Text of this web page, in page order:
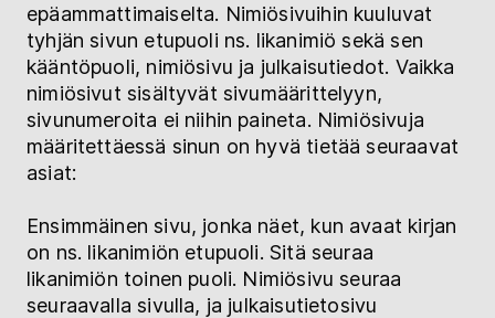
epäammattimaiselta. Nimiösivuihin kuuluvat
tyhjän sivun etupuoli ns. likanimiö sekä sen
kääntöpuoli, nimiösivu ja julkaisutiedot. Vaikka
nimiösivut sisältyvät sivumäärittelyyn,
sivunumeroita ei niihin paineta. Nimiösivuja
määritettäessä sinun on hyvä tietää seuraavat
asiat:
Ensimmäinen sivu, jonka näet, kun avaat kirjan
on ns. likanimiön etupuoli. Sitä seuraa
likanimiön toinen puoli. Nimiösivu seuraa
seuraavalla sivulla, ja julkaisutietosivu